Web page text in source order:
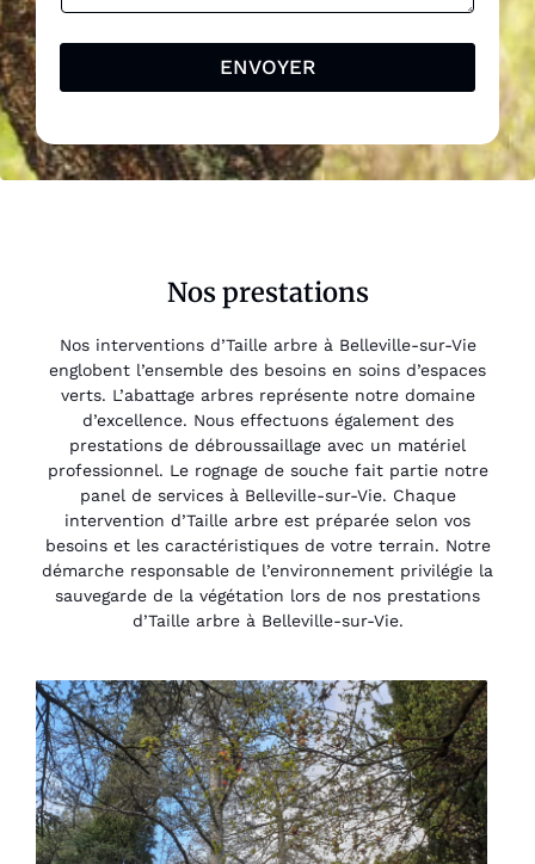
ENVOYER
Nos prestations
Nos interventions d’Taille arbre à Belleville-sur-Vie
englobent l’ensemble des besoins en soins d’espaces
verts. L’abattage arbres représente notre domaine
d’excellence. Nous effectuons également des
prestations de débroussaillage avec un matériel
professionnel. Le rognage de souche fait partie notre
panel de services à Belleville-sur-Vie. Chaque
intervention d’Taille arbre est préparée selon vos
besoins et les caractéristiques de votre terrain. Notre
démarche responsable de l’environnement privilégie la
sauvegarde de la végétation lors de nos prestations
d’Taille arbre à Belleville-sur-Vie.